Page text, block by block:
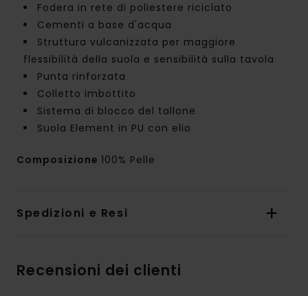
Fodera in rete di poliestere riciclato
Cementi a base d'acqua
Struttura vulcanizzata per maggiore
flessibilità della suola e sensibilità sulla tavola
Punta rinforzata
Colletto imbottito
Sistema di blocco del tallone
Suola Element in PU con elio
Composizione 100% Pelle
Spedizioni e Resi
Recensioni dei clienti